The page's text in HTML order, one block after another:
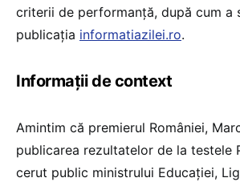
criterii de performanță, după cum a
publicația informatiazilei.ro.
Informații de context
Amintim că premierul României,
publicarea rezultatelor de la testele
cerut public ministrului Educației,